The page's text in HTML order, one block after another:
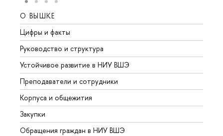
О ВЫШКЕ
Цифры и факты
Руководство и структура
Устойчивое развитие в НИУ ВШЭ
Преподаватели и сотрудники
Корпуса и общежития
Закупки
Обращения граждан в НИУ ВШЭ